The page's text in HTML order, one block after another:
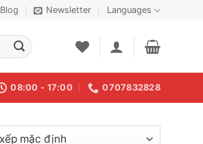
Blog Newsletter Languages
08:00 - 17:00 0707832828